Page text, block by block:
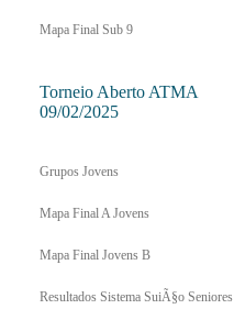
Mapa Final Sub 9
Torneio Aberto ATMA
09/02/2025
Grupos Jovens
Mapa Final A Jovens
Mapa Final Jovens B
Resultados Sistema SuiÃ§o Seniores